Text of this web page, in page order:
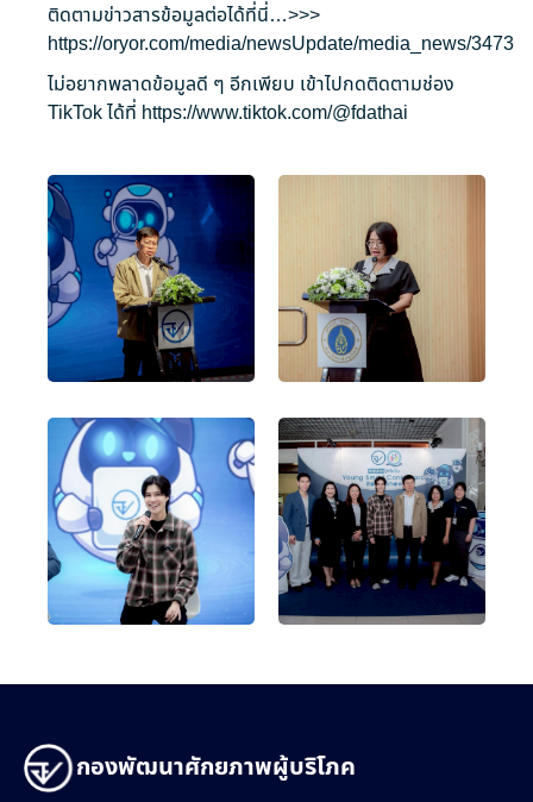
ติดตามข่าวสารข้อมูลต่อได้ที่นี่…>>>
https://oryor.com/media/newsUpdate/media_news/3473
ไม่อยากพลาดข้อมูลดี ๆ อีกเพียบ เข้าไปกดติดตามช่อง
TikTok ได้ที่ https://www.tiktok.com/@fdathai
กองพัฒนาศักยภาพผู้บริโภค